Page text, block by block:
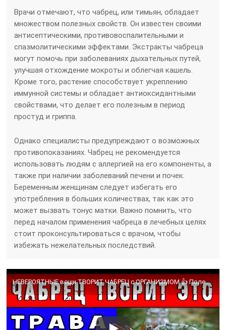
Врачи отмечают, что чабрец, или тимьян, обладает
множеством полезных свойств. Он известен своими
антисептическими, противовоспалительными и
спазмолитическими эффектами. Экстракты чабреца
могут помочь при заболеваниях дыхательных путей,
улучшая отхождение мокроты и облегчая кашель.
Кроме того, растение способствует укреплению
иммунной системы и обладает антиоксидантными
свойствами, что делает его полезным в период
простуд и гриппа.
Однако специалисты предупреждают о возможных
противопоказаниях. Чабрец не рекомендуется
использовать людям с аллергией на его компоненты, а
также при наличии заболеваний печени и почек.
Беременным женщинам следует избегать его
употребления в больших количествах, так как это
может вызвать тонус матки. Важно помнить, что
перед началом применения чабреца в лечебных целях
стоит проконсультироваться с врачом, чтобы
избежать нежелательных последствий.
НЕВЕРОЯТНЫЕ вещи ТВОРИТ ЧАБРЕЦ с ОРГАНИЗМОМ 👍 Полезные свойства ЧАБРЕЦА